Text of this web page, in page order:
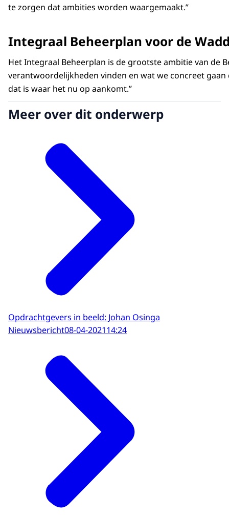
te zorgen dat ambities worden waargemaakt.”
Integraal Beheerplan voor de
Het Integraal Beheerplan is de grootste ambitie van de
verantwoordelijkheden vinden en wat we concreet
dat is waar het nu op aankomt.”
Meer over dit onderwerp
Opdrachtgevers in beeld: Johan Osinga
Nieuwsbericht08-04-202114:24